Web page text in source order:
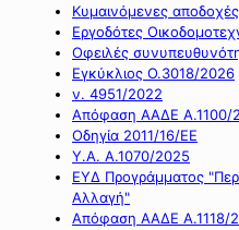
Κυμαινόμενες αποδοχές
Εργοδότες
Οφειλές
Εγκύκλιος Ο.3018/2026
ν. 4951/2022
Απόφαση ΑΑΔΕ Α.1100/
Οδηγία 2011/16/ΕΕ
Υ.Α. Α.1070/2025
ΕΥΔ Προγράμματος
Αλλαγή"
Απόφαση ΑΑΔΕ Α.1118/